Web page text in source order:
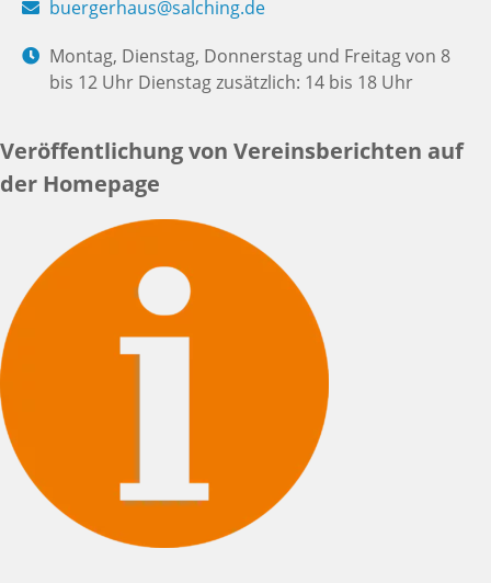
buergerhaus@salching.de
Montag, Dienstag, Donnerstag und Freitag von 8
bis 12 Uhr Dienstag zusätzlich: 14 bis 18 Uhr
Veröffentlichung von Vereinsberichten auf
der Homepage